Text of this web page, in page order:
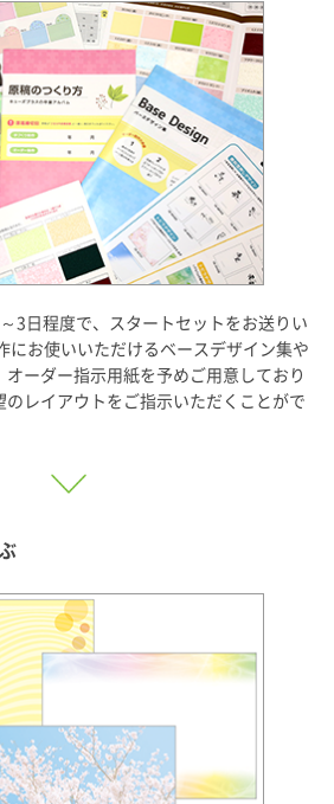
3日程度で、スタートセットをお送りい
にお使いいただけるベースデザイン集や
オーダー指示用紙を予めご用意しており
のレイアウトをご指示いただくことがで